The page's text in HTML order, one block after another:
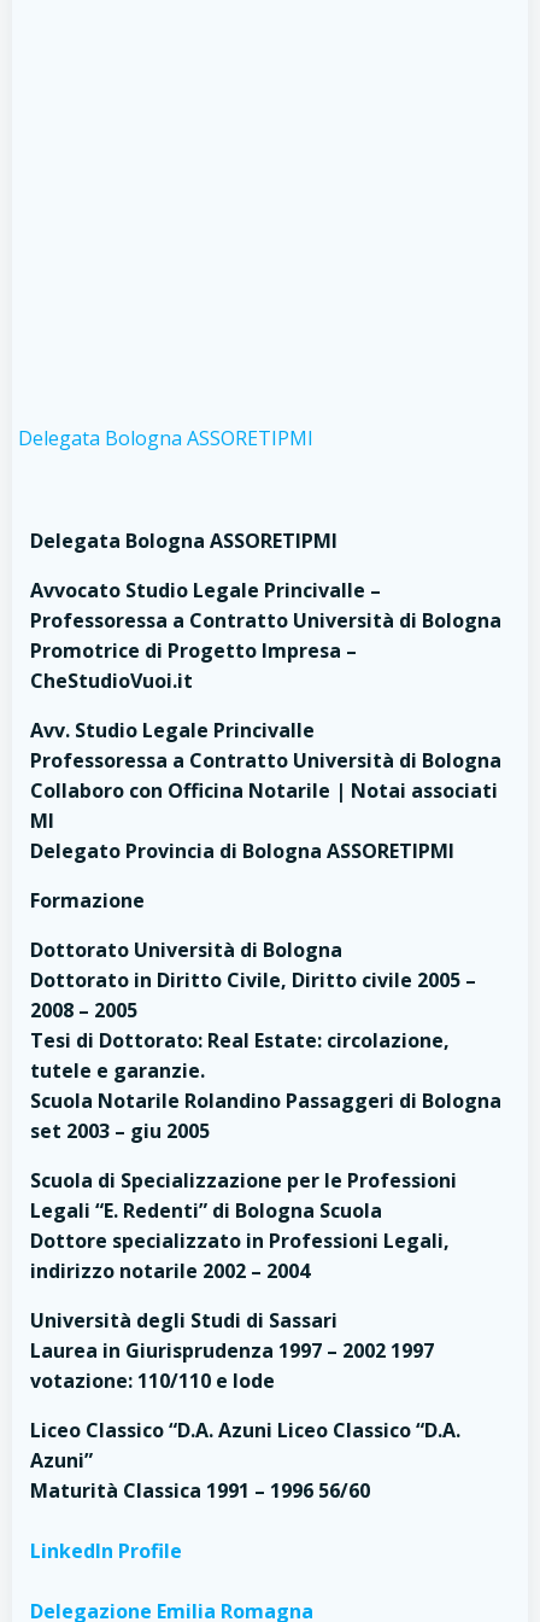
Delegata Bologna ASSORETIPMI
Delegata Bologna ASSORETIPMI
Avvocato Studio Legale Princivalle –
Professoressa a Contratto Università di Bologna
Promotrice di Progetto Impresa –
CheStudioVuoi.it
Avv. Studio Legale Princivalle
Professoressa a Contratto Università di Bologna
Collaboro con Officina Notarile | Notai associati
MI
Delegato Provincia di Bologna ASSORETIPMI
Formazione
Dottorato Università di Bologna
Dottorato in Diritto Civile, Diritto civile 2005 –
2008 – 2005
Tesi di Dottorato: Real Estate: circolazione,
tutele e garanzie.
Scuola Notarile Rolandino Passaggeri di Bologna
set 2003 – giu 2005
Scuola di Specializzazione per le Professioni
Legali “E. Redenti” di Bologna Scuola
Dottore specializzato in Professioni Legali,
indirizzo notarile 2002 – 2004
Università degli Studi di Sassari
Laurea in Giurisprudenza 1997 – 2002 1997
votazione: 110/110 e lode
Liceo Classico “D.A. Azuni Liceo Classico “D.A.
Azuni”
Maturità Classica 1991 – 1996 56/60
LinkedIn Profile
Delegazione Emilia Romagna